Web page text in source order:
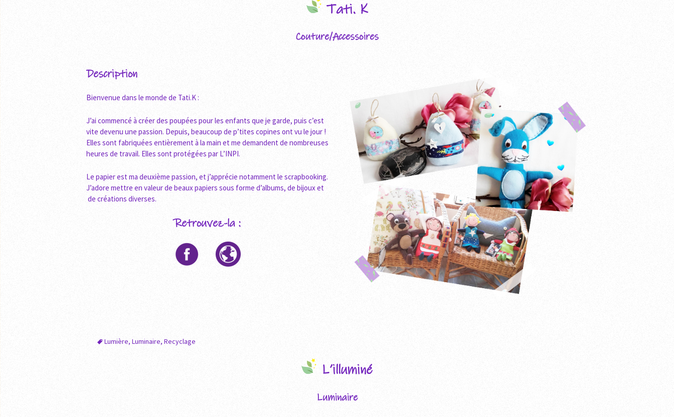
Tati. K
Couture/Accessoires
Description
Bienvenue dans le monde de Tati.K :
J’ai commencé à créer des poupées pour les enfants que je garde, puis c’est
vite devenu une passion. Depuis, beaucoup de p’tites copines ont vu le jour !
Elles sont fabriquées entièrement à la main et me demandent de nombreuses
heures de travail. Elles sont protégées par L’INPI.
Le papier est ma deuxième passion, et j’apprécie notamment le scrapbooking.
J’adore mettre en valeur de beaux papiers sous forme d’albums, de bijoux et
de créations diverses.
Retrouvez-la :
Lumière, Luminaire, Recyclage
L’illuminé
Luminaire